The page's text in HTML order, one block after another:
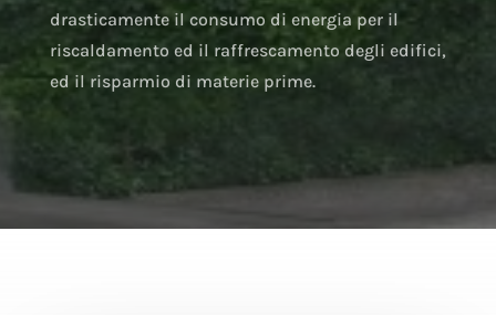
drasticamente il consumo di energia per il
riscaldamento ed il raffrescamento degli edifici,
ed il risparmio di materie prime.